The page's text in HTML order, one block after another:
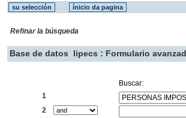
Refinar la búsqueda
Base de datos lipecs : Formulario
Buscar:
1
2